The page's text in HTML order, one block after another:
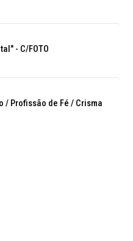
- C/FOTO
/ Profissão de Fé / Crisma